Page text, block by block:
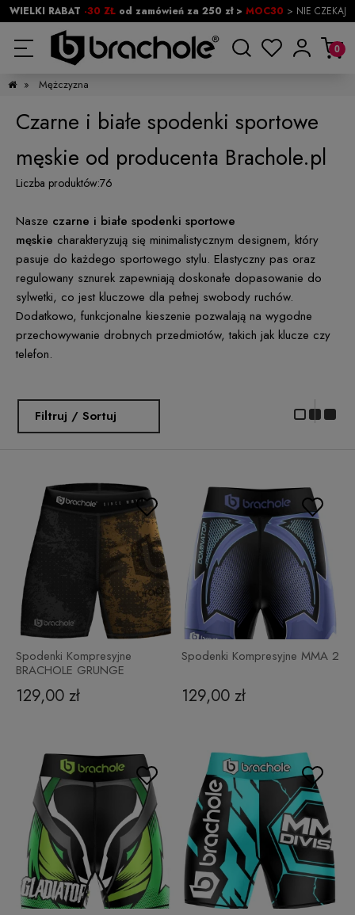
WIELKI RABAT -30 ZŁod zamówień za 250 zł > MOC30 > NIE CZEKAJ
» Mężczyzna
Czarne i białe spodenki sportowe
męskie od producenta Brachole.pl
Liczba produktów:76
Nasze czarne i białe spodenki sportowe
męskie charakteryzują się minimalistycznym designem, który
pasuje do każdego sportowego stylu. Elastyczny pas oraz
regulowany sznurek zapewniają doskonałe dopasowanie do
sylwetki, co jest kluczowe dla pełnej swobody ruchów.
Dodatkowo, funkcjonalne kieszenie pozwalają na wygodne
przechowywanie drobnych przedmiotów, takich jak klucze czy
telefon.
Filtruj / Sortuj
Spodenki Kompresyjne
BRACHOLE GRUNGE
129,00 zł
Spodenki Kompresyjne MMA 2
129,00 zł